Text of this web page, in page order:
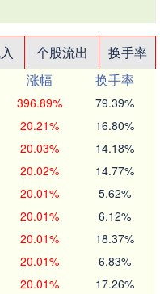
个股流出
换手率
涨幅
换手率
396.89% 79.39%
20.21% 16.80%
20.03% 14.18%
20.02% 14.77%
20.01% 5.62%
20.01% 6.12%
20.01% 18.37%
20.01% 6.83%
20.01% 17.26%